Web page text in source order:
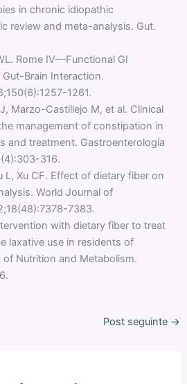
in chronic idiopathic
review and meta-analysis. Gut.
Rome IV—Functional GI
Brain Interaction.
1261.
Marzo-Castillejo M, et al. Clinical
management of constipation in
and treatment. Gastroenterología
316.
L, Xu CF. Effect of dietary fiber on
World Journal of
7383.
with dietary fiber to treat
laxative use in residents of
Nutrition and Metabolism.
Post seguinte →